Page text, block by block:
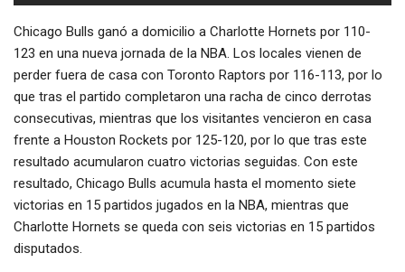
Chicago Bulls ganó a domicilio a Charlotte Hornets por 110-
123 en una nueva jornada de la NBA. Los locales vienen de
perder fuera de casa con Toronto Raptors por 116-113, por lo
que tras el partido completaron una racha de cinco derrotas
consecutivas, mientras que los visitantes vencieron en casa
frente a Houston Rockets por 125-120, por lo que tras este
resultado acumularon cuatro victorias seguidas. Con este
resultado, Chicago Bulls acumula hasta el momento siete
victorias en 15 partidos jugados en la NBA, mientras que
Charlotte Hornets se queda con seis victorias en 15 partidos
disputados.